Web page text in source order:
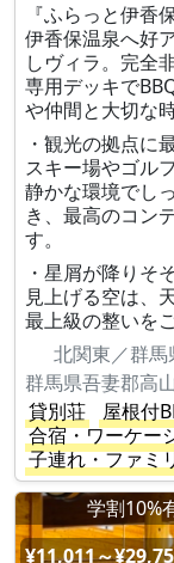
『ふらっと伊香
伊香保温泉へ好
しヴィラ。完全
専用デッキで
や仲間と大切な
・観光の拠点に
スキー場やゴル
静かな環境でし
き、最高のコン
す。
・星屑が降りそ
見上げる空は、
最上級の整いを
北関東／群
群馬県吾妻郡高
貸別荘
屋根付
合宿・ワーケー
子連れ・ファミ
学割10%
¥11,011～